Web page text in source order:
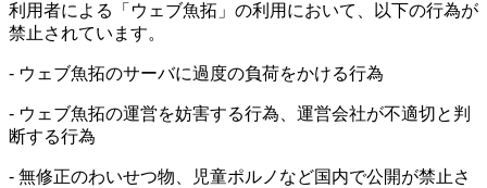
利用者による「ウェブ魚拓」の利用において、以下の行為が
禁止されています。
- ウェブ魚拓のサーバに過度の負荷をかける行為
- ウェブ魚拓の運営を妨害する行為、運営会社が不適切と判
断する行為
- 無修正のわいせつ物、児童ポルノなど国内で公開が禁止さ